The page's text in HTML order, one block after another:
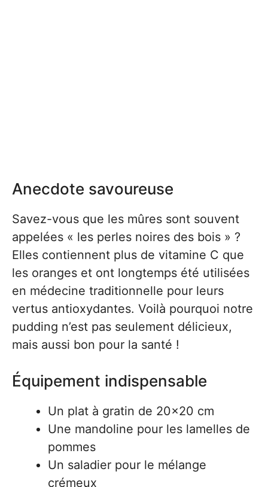
Anecdote savoureuse
Savez-vous que les mûres sont souvent
appelées « les perles noires des bois » ?
Elles contiennent plus de vitamine C que
les oranges et ont longtemps été utilisées
en médecine traditionnelle pour leurs
vertus antioxydantes. Voilà pourquoi notre
pudding n’est pas seulement délicieux,
mais aussi bon pour la santé !
Équipement indispensable
Un plat à gratin de 20×20 cm
Une mandoline pour les lamelles de
pommes
Un saladier pour le mélange
crémeux